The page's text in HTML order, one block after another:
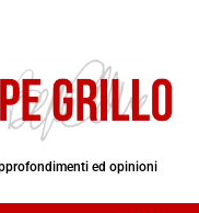
ed opinioni